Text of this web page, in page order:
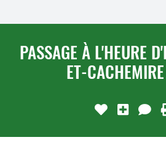
PASSAGE À L'HEURE
ET-